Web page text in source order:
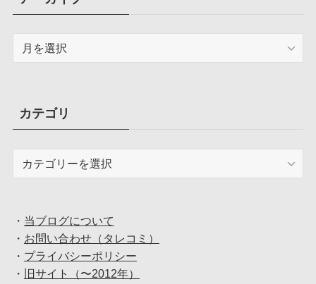
ブカテゴリ
・ 当ブログについて
・ お問い合わせ（タレコミ）
・ プライバシーポリシー
・
旧サイト（〜2012年）